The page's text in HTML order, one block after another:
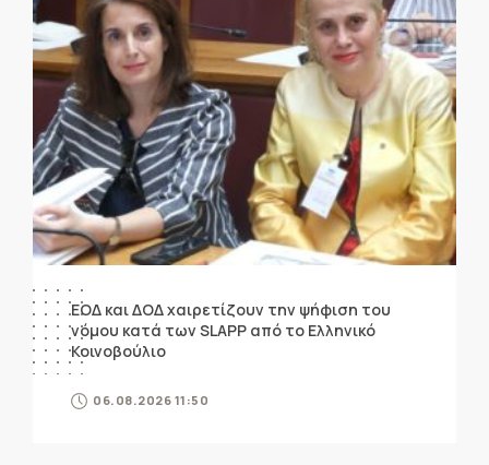
ΕΟΔ και ΔΟΔ χαιρετίζουν την ψήφιση του
νόμου κατά των SLAPP από το Ελληνικό
Κοινοβούλιο
06.08.2026 11:50